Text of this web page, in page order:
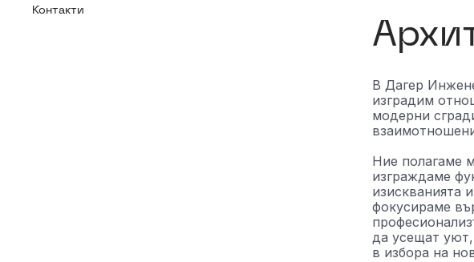
Контакти
В Дагер
изградим
модерни
Ние полагаме
изграждаме
изискванията
фокусираме
да усещат
в избора на